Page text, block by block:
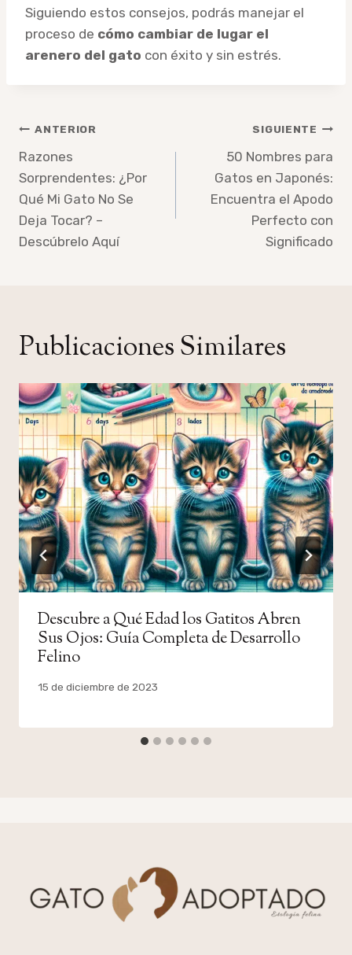
Siguiendo estos consejos, podrás manejar el
proceso de cómo cambiar de lugar el
arenero del gato con éxito y sin estrés.
Navegación
de
entradas
ANTERIOR
Razones
Sorprendentes: ¿Por
Qué Mi Gato No Se
Deja Tocar? –
Descúbrelo Aquí
SIGUIENTE
50 Nombres para
Gatos en Japonés:
Encuentra el Apodo
Perfecto con
Significado
Publicaciones Similares
Descubre a Qué Edad los Gatitos Abren
Sus Ojos: Guía Completa de Desarrollo
Felino
Por
15 de diciembre de 2023